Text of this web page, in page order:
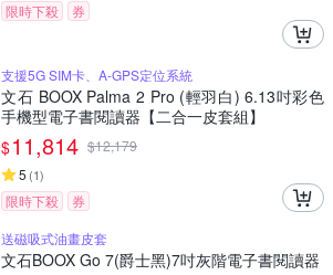
限時下殺
券
支援5G SIM卡、A-GPS定位系統
文石 BOOX Palma 2 Pro (輕羽白) 6.13吋彩色
手機型電子書閱讀器【二合一皮套組】
$11,814 $12,179
5 (1)
限時下殺
券
送磁吸式油畫皮套
文石BOOX Go 7(爵士黑)7吋灰階電子書閱讀器